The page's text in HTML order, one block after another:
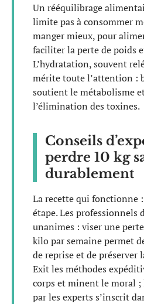
Un rééquilibrage
limite pas à consommer
manger mieux, pour
faciliter la perte de poids
L’hydratation, souvent
mérite toute l’attention :
soutient le métabolisme
l’élimination des toxines.
Conseils
perdre 10 kg
durablement
La recette qui fonctionne
étape. Les professionnels
unanimes : viser une
kilo par semaine permet
de reprise et de préserver
Exit les méthodes
corps et minent le moral ;
par les experts s’inscrit